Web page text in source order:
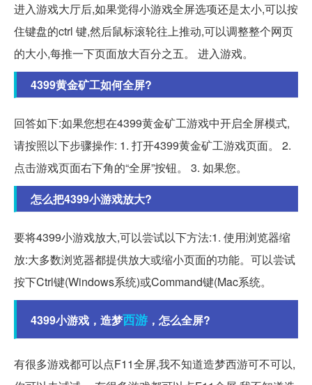
进入游戏大厅后,如果觉得小游戏全屏选项还是太小,可以按
住键盘的ctrl 键,然后鼠标滚轮往上推动,可以调整整个网页
的大小,每推一下页面放大百分之五。 进入游戏。
4399黄金矿工如何全屏?
回答如下:如果您想在4399黄金矿工游戏中开启全屏模式,
请按照以下步骤操作: 1. 打开4399黄金矿工游戏页面。 2.
点击游戏页面右下角的“全屏”按钮。 3. 如果您。
怎么把4399小游戏放大?
要将4399小游戏放大,可以尝试以下方法:1. 使用浏览器缩
放:大多数浏览器都提供放大或缩小页面的功能。可以尝试
按下Ctrl键(Windows系统)或Command键(Mac系统。
4399小游戏，造梦西游 ，怎么全屏?
有很多游戏都可以点F11全屏,我不知道造梦西游可不可以,